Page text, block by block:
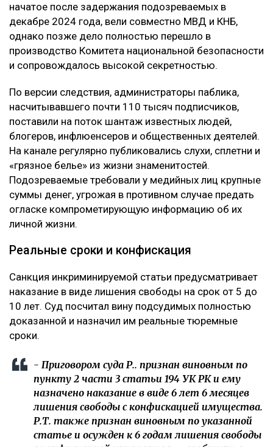
начатое после задержания подозреваемых в
декабре 2024 года, вели совместно МВД и КНБ,
однако позже дело полностью перешло в
производство Комитета национальной безопасности
и сопровождалось высокой секретностью.
По версии следствия, администраторы паблика,
насчитывавшего почти 110 тысяч подписчиков,
поставили на поток шантаж известных людей,
блогеров, инфлюенсеров и общественных деятелей.
На канале регулярно публиковались слухи, сплетни и
«грязное белье» из жизни знаменитостей.
Подозреваемые требовали у медийных лиц крупные
суммы денег, угрожая в противном случае предать
огласке компрометирующую информацию об их
личной жизни.
Реальные сроки и конфискация
Санкция инкриминируемой статьи предусматривает
наказание в виде лишения свободы на срок от 5 до
10 лет. Суд посчитал вину подсудимых полностью
доказанной и назначил им реальные тюремные
сроки.
- Приговором суда Р.Ә. признан виновным по
пункту 2 части 3 статьи 194 УК РК и ему
назначено наказание в виде 6 лет 6 месяцев
лишения свободы с конфискацией имущества.
Р.Т. также признан виновным по указанной
статье и осужден к 6 годам лишения свободы